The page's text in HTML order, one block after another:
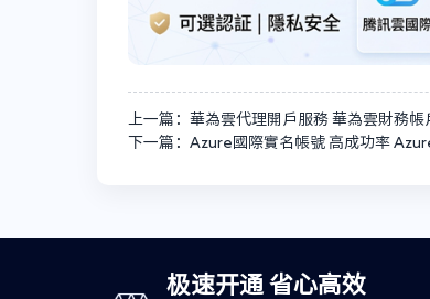
上一篇：華為雲代理開戶服務 華為雲財務
下一篇：Azure國際實名帳號 高成功率
极速开通 省心高效